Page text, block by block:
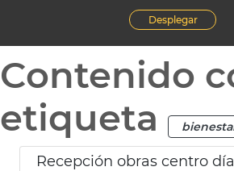
Desplegar
Contenido
etiqueta
Recepción obras centro